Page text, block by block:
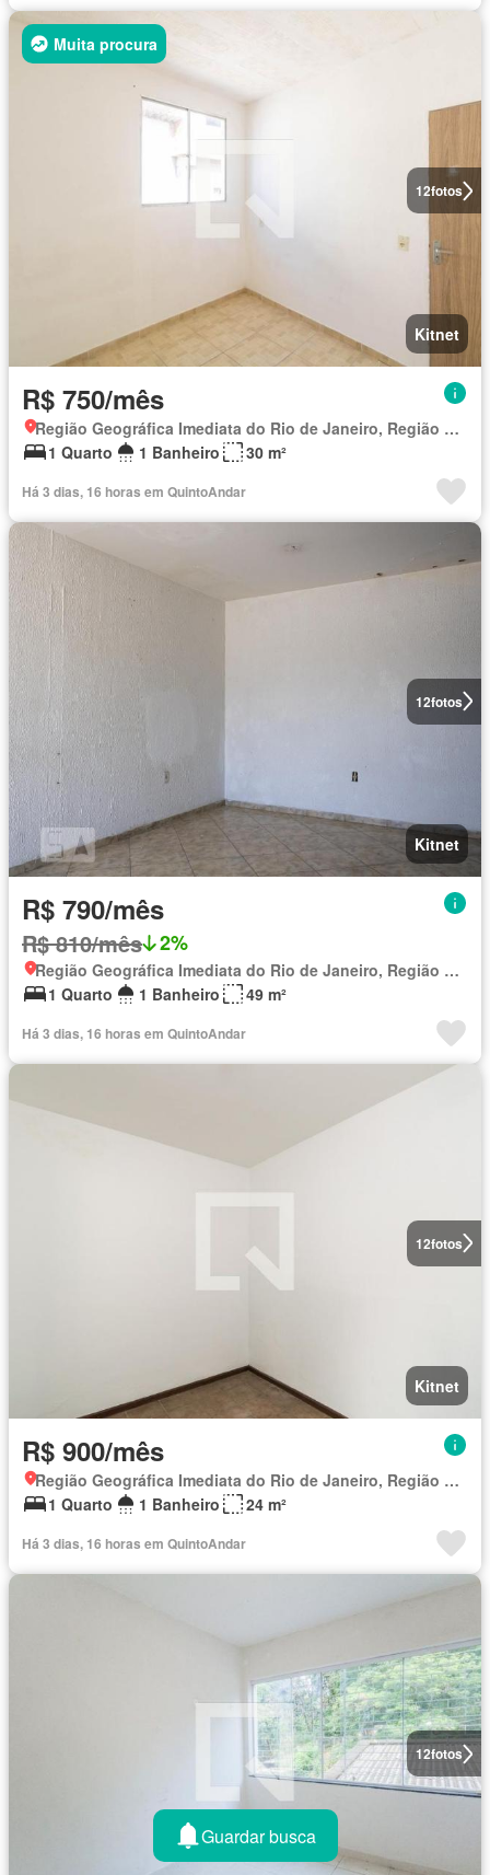
12fotos
Muita procura
Kitnet
R$ 750/mês
Região Geográfica Imediata do Rio de Janeiro, Região Metropolitana do Rio de Janeiro
1 Quarto
1 Banheiro 30 m²
Há 3 dias, 16 horas em QuintoAndar
12fotos
Kitnet
R$ 790/mês
R$ 810/mês 2%
Região Geográfica Imediata do Rio de Janeiro, Região Metropolitana do Rio de Janeiro
1 Quarto
1 Banheiro 49 m²
Há 3 dias, 16 horas em QuintoAndar
12fotos
Kitnet
R$ 900/mês
Região Geográfica Imediata do Rio de Janeiro, Região Metropolitana do Rio de Janeiro
1 Quarto
1 Banheiro 24 m²
Há 3 dias, 16 horas em QuintoAndar
12fotos
Guardar busca